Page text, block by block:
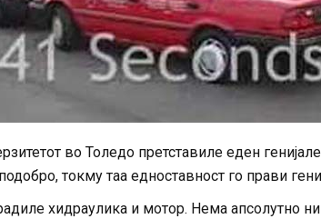
во Толедо претставиле еден
токму таа едноставност го прави
хидраулика и мотор. Нема апсолутно